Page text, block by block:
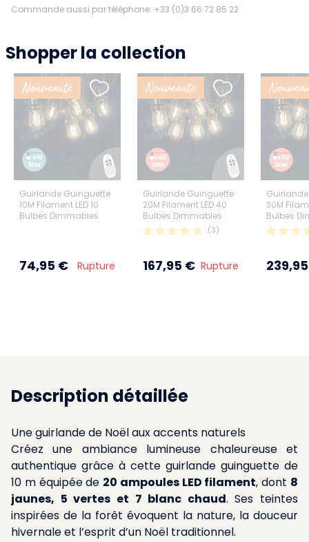
Commande aussi par téléphone: +33 (0)3 66 72 85 22
Shopper la collection
Guirlande Guinguette
10M Filament LED 10
Bulbes Dimmables
74,95 € Rupture
Nouveauté
Guirlande Guinguette
20M Filament LED 40
Bulbes Dimmables
Avec Variateur et
Télécommande
(3)
167,95 € Rupture
Nouveauté
30M
Bulbes
Avec
Description détaillée
Une guirlande de Noël aux accents naturels
Créez une ambiance lumineuse chaleureuse et
authentique grâce à cette guirlande guinguette de
10 m équipée de 20 ampoules LED filament, dont 8
jaunes, 5 vertes et 7 blanc chaud. Ses teintes
inspirées de la forêt évoquent la nature, la douceur
hivernale et l’esprit d’un Noël traditionnel.